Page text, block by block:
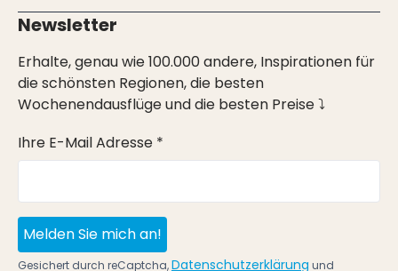
Newsletter
Erhalte, genau wie 100.000 andere, Inspirationen für
die schönsten Regionen, die besten
Wochenendausflüge und die besten Preise ⤵
Ihre E-Mail Adresse *
Melden Sie mich an!
Gesichert durch reCaptcha,Datenschutzerklärung und